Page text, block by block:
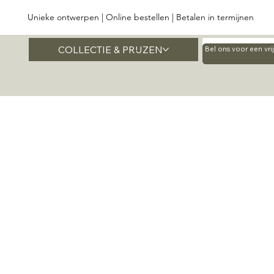
COLLECTIE & PRIJZEN Home
Bel ons voor een
Unieke ontwerpen | Online bestellen | Betalen in termijnen